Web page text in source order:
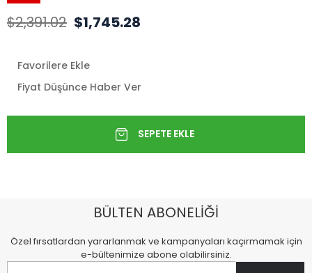
$2,391.02 $1,745.28
Favorilere Ekle
Fiyat Düşünce Haber Ver
BÜLTEN ABONELİĞİ
Özel fırsatlardan yararlanmak ve kampanyaları kaçırmamak için
e-bültenimize abone olabilirsiniz.